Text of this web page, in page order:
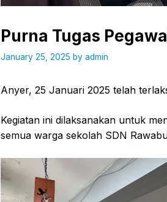
Purna Tugas
January 25, 2025 by admin
Anyer, 25 Januari 2025 telah
Kegiatan ini dilaksanakan untuk
semua warga sekolah SDN